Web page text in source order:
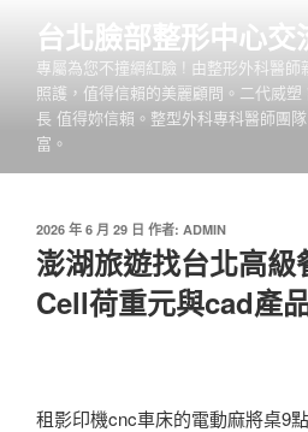
台北臉部整形中心交
專屬為您不撞網紅臉 ! 由整形外科醫
照護，值得信賴的美麗顧問。二代威
長 值得妳信賴。整型外科專科醫師團
富。
發
佈
於
2026 年 6 月 29 日 作者: ADMIN
澎湖旅遊找台北高
Cell荷重元與cad產
租影印機cnc車床的電動麻將桌9